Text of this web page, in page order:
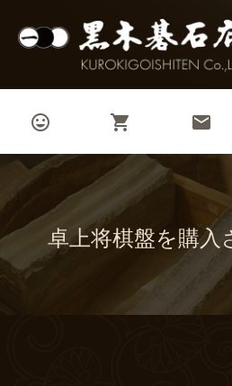
  
卓上将棋盤を購入